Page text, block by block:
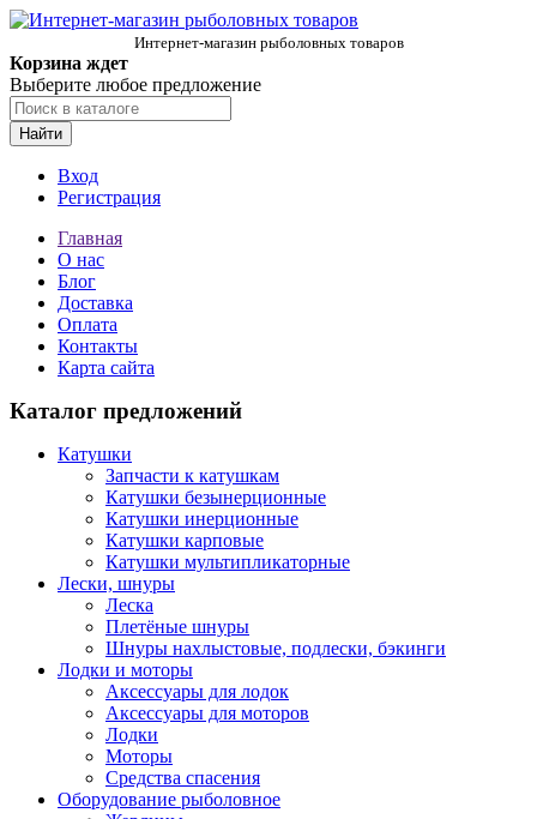
Интернет-магазин рыболовных товаров
Корзина ждет
Выберите любое предложение
Найти
Вход
Регистрация
Главная
О нас
Блог
Доставка
Оплата
Контакты
Карта сайта
Каталог предложений
Катушки
Запчасти к катушкам
Катушки безынерционные
Катушки инерционные
Катушки карповые
Катушки мультипликаторные
Лески, шнуры
Леска
Плетёные шнуры
Шнуры нахлыстовые, подлески, бэкинги
Лодки и моторы
Аксессуары для лодок
Аксессуары для моторов
Лодки
Моторы
Средства спасения
Оборудование рыболовное